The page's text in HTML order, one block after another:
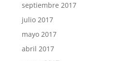
septiembre 2017
julio 2017
mayo 2017
abril 2017